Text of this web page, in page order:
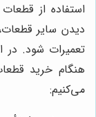
استفاده از
دیدن سایر
تعمیرات شود. در
هنگام خرید
می‌کنیم: